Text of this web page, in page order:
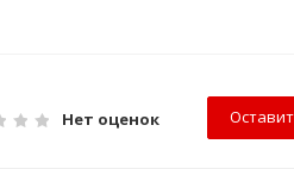
Нет оценок